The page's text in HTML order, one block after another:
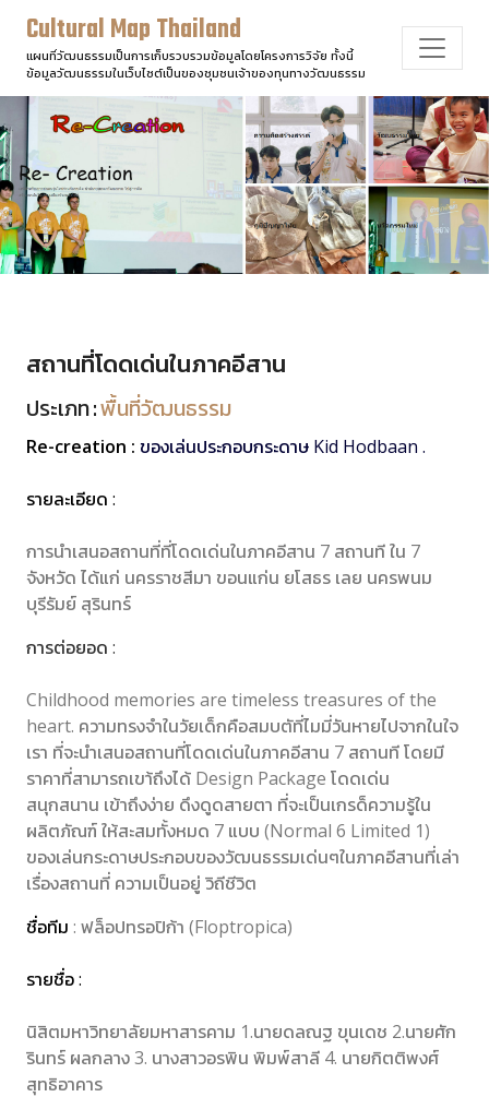
Cultural Map Thailand
แผนที่วัฒนธรรมเป็นการเก็บรวบรวมข้อมูลโดยโครงการวิจัย ทั้งนี้
ข้อมูลวัฒนธรรมในเว็บไซต์เป็นของชุมชนเจ้าของทุนทางวัฒนธรรม
สถานที่โดดเด่นในภาคอีสาน
ประเภท :พื้นที่วัฒนธรรม
Re-creation : ของเล่นประกอบกระดาษ Kid Hodbaan .
รายละเอียด :
การนําเสนอสถานที่ที่โดดเด่นในภาคอีสาน 7 สถานที ใน 7
จังหวัด ได้แก่ นครราชสีมา ขอนแก่น ยโสธร เลย นครพนม
บุรีรัมย์ สุรินทร์
การต่อยอด :
Childhood memories are timeless treasures of the
heart. ความทรงจำในวัยเด็กคือสมบตัที่ไมมี่วันหายไปจากในใจ
เรา ที่จะนําเสนอสถานที่โดดเด่นในภาคอีสาน 7 สถานที โดยมี
ราคาที่สามารถเขา้ถึงได้ Design Package โดดเด่น
สนุกสนาน เข้าถึงง่าย ดึงดูดสายตา ที่จะเป็นเกรด็ความรู้ใน
ผลิตภัณฑ์ ให้สะสมทั้งหมด 7 แบบ (Normal 6 Limited 1)
ของเล่นกระดาษประกอบของวัฒนธรรมเด่นๆในภาคอีสานที่เล่า
เรื่องสถานที่ ความเป็นอยู่ วิถีชีวิต
ชื่อทีม : ฟล็อปทรอปิก้า (Floptropica)
รายชื่อ :
นิสิตมหาวิทยาลัยมหาสารคาม 1.นายดลณฐ ขุนเดช 2.นายศัก
รินทร์ ผลกลาง 3. นางสาวอรพิน พิมพ์สาลี 4. นายกิตติพงศ์
สุทธิอาคาร